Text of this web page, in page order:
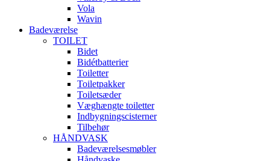
Vola
Wavin
Badeværelse
TOILET
Bidet
Bidétbatterier
Toiletter
Toiletpakker
Toiletsæder
Væghængte toiletter
Indbygningscisterner
Tilbehør
HÅNDVASK
Badeværelsesmøbler